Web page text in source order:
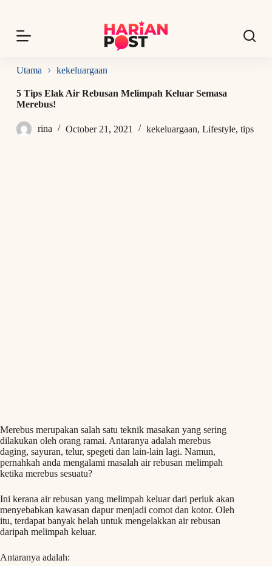
p
o
n
n
Utama kekeluargaan
5 Tips Elak Air Rebusan Melimpah Keluar Semasa
Merebus!
rina October 21, 2021 kekeluargaan, Lifestyle, tips
Merebus merupakan salah satu teknik masakan yang sering
dilakukan oleh orang ramai. Antaranya adalah merebus
daging, sayuran, telur, spegeti dan lain-lain lagi. Namun,
pernahkah anda mengalami masalah air rebusan melimpah
ketika merebus sesuatu?
Ini kerana air rebusan yang melimpah keluar dari periuk akan
menyebabkan kawasan dapur menjadi comot dan kotor. Oleh
itu, terdapat banyak helah untuk mengelakkan air rebusan
daripah melimpah keluar.
Antaranya adalah: